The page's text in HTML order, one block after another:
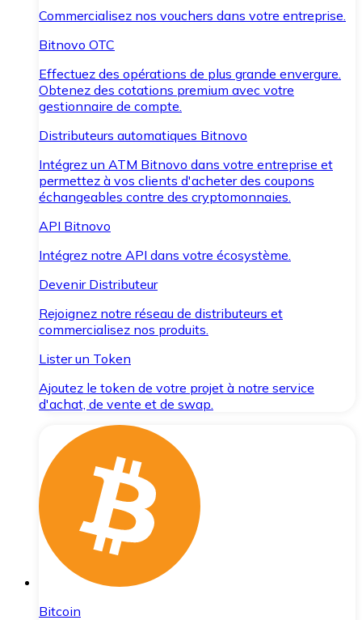
Commercialisez nos vouchers dans votre entreprise.
Bitnovo OTC
Effectuez des opérations de plus grande envergure.
Obtenez des cotations premium avec votre
gestionnaire de compte.
Distributeurs automatiques Bitnovo
Intégrez un ATM Bitnovo dans votre entreprise et
permettez à vos clients d'acheter des coupons
échangeables contre des cryptomonnaies.
API Bitnovo
Intégrez notre API dans votre écosystème.
Devenir Distributeur
Rejoignez notre réseau de distributeurs et
commercialisez nos produits.
Lister un Token
Ajoutez le token de votre projet à notre service
d'achat, de vente et de swap.
Bitcoin